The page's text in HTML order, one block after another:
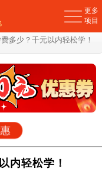
多少？千元以内轻松学！
内轻松学！
更多
项目